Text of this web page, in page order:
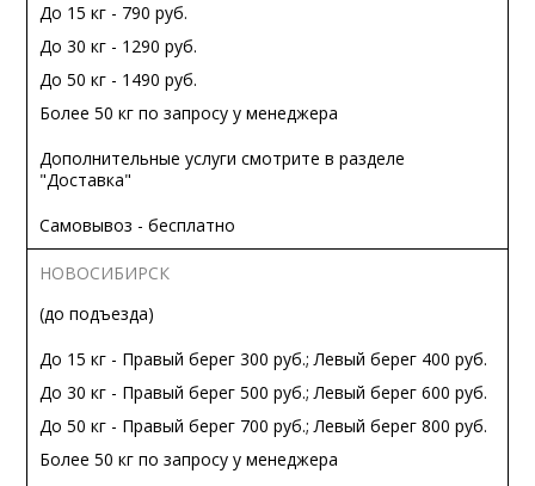
До 15 кг - 790 руб.
До 30 кг - 1290 руб.
До 50 кг - 1490 руб.
Более 50 кг по запросу у менеджера
Дополнительные услуги смотрите в разделе
"Доставка"
Самовывоз - бесплатно
НОВОСИБИРСК
(до подъезда)
До 15 кг - Правый берег 300 руб.; Левый берег 400 руб.
До 30 кг - Правый берег 500 руб.; Левый берег 600 руб.
До 50 кг - Правый берег 700 руб.; Левый берег 800 руб.
Более 50 кг по запросу у менеджера